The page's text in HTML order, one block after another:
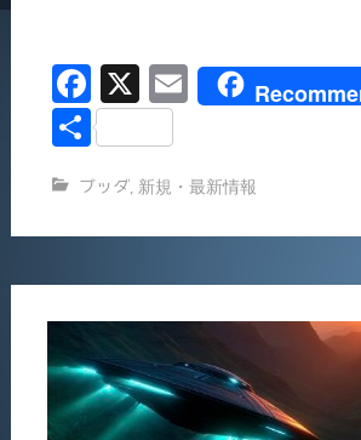
み
中…
F
a
e
b
o
o
k
X
E
l
共
ブッダ, 新規・最新情報